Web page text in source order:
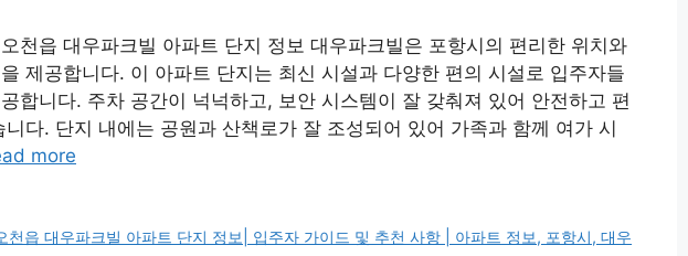
천읍 대우파크빌 아파트 단지 정보 대우파크빌은 포항시의 편리한 위치와
제공합니다. 이 아파트 단지는 최신 시설과 다양한 편의 시설로 입주자들
합니다. 주차 공간이 넉넉하고, 보안 시스템이 잘 갖춰져 있어 안전하고 편
다. 단지 내에는 공원과 산책로가 잘 조성되어 있어 가족과 함께 여가 시
more
천읍 대우파크빌 아파트 단지 정보| 입주자 가이드 및 추천 사항 | 아파트 정보, 포항시, 대우